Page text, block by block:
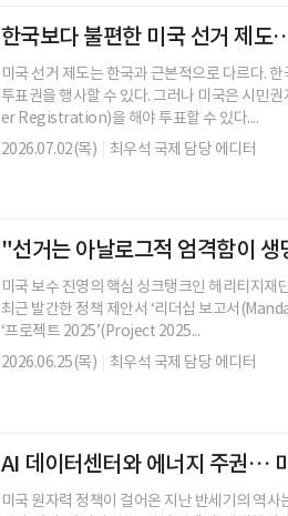
한국보다 불편한 미국 선거 제
미국 선거 제도는 한국과 근본적으로 다르다.
투표권을 행사할 수 있다. 그러나 미국은 시민
er Registration)을 해야 투표할 수 있다....
2026.07.02(목)
최우석 국제 담당 에디터
"선거는 아날로그적 엄격함이
미국 보수 진영의 핵심 싱크탱크인 헤리티지재
최근 발간한 정책 제안서 ‘리더십 보고서
‘프로젝트 2025’(Project 2025...
2026.06.25(목)
최우석 국제 담당 에디터
AI 데이터센터와 에너지 주권…
미국 원자력 정책이 걸어온 지난 반세기의 역